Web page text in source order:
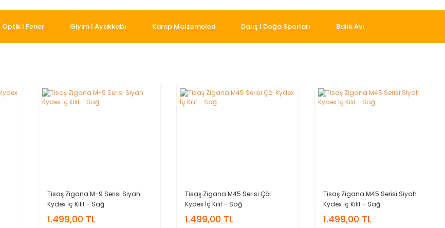
Optik | Fener Giyim I Ayakkabı Kamp Malzemeleri Dalış | Doğa Sporları Balık Avı
Tisaş Zigana M-9 Serisi Siyah
Kydex İç Kılıf - Sağ
1.499,00 TL
Tisaş Zigana M45 Serisi Çöl
Kydex İç Kılıf - Sağ
1.499,00 TL
Tisaş Zigana M45 Serisi Siyah
Kydex İç Kılıf - Sağ
1.499,00 TL